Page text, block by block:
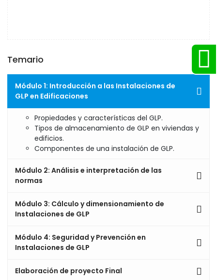
Temario
Módulo 1: Introducción a las Instalaciones de
GLP en Edificaciones
Propiedades y características del GLP.
Tipos de almacenamiento de GLP en viviendas y
edificios.
Componentes de una instalación de GLP.
Módulo 2: Análisis e interpretación de las
normas
Módulo 3: Cálculo y dimensionamiento de
Instalaciones de GLP
Módulo 4: Seguridad y Prevención en
Instalaciones de GLP
Elaboración de proyecto Final